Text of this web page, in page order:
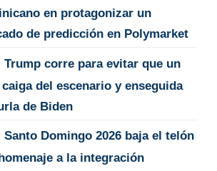
en protagonizar un
de predicción en Polymarket
Trump corre para evitar que un
del escenario y enseguida
de Biden
Santo Domingo 2026 baja el telón
a la integración